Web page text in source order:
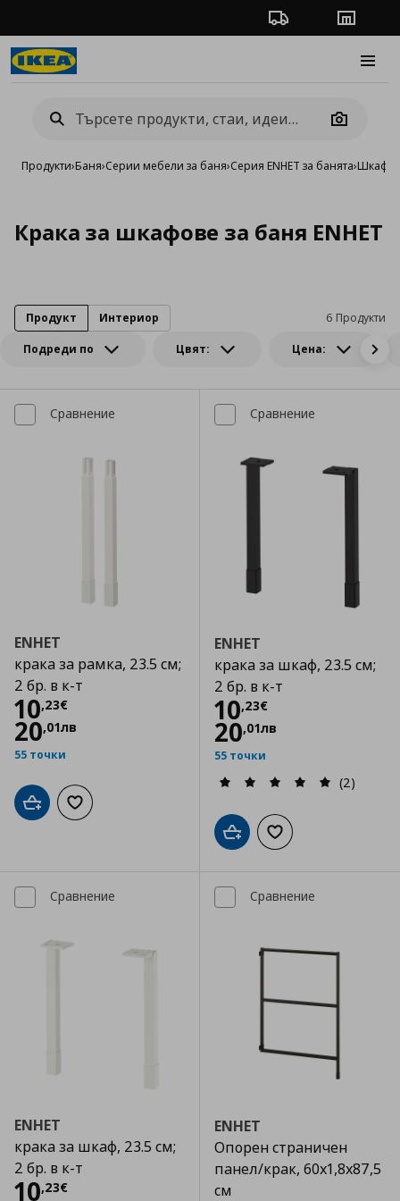
Проследяване на
Camera
Продукти›Баня›Серии мебели за баня›Серия ENHET за банята›
Крака за шкафове за баня ENHET
Подреди по Цвят: Цена:
6 Продукти
Продукт Интериор
Сравнение
ENHET
крака за рамка, 23.5 см;
2 бр. в к-т
10,23€
Цена
20,01лв
55 точки
Добави в кошницата
Добави към списъка с любими
Сравнение
ENHET
крака за шкаф, 23.5 см;
2 бр. в к-т
10,23€
Цена
20,01лв
55 точки
(2)
Добави в кошницата
Добави към
Сравнение
ENHET
крака за шкаф, 23.5 см;
2 бр. в к-т
10,23€
Цена
Сравнение
ENHET
Опорен страничен
панел/крак, 60x1,8x87,5
см